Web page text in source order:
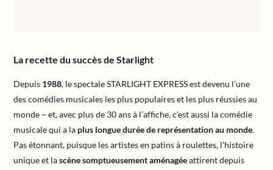
La recette du succès de Starlight
Depuis 1988, le spectale STARLIGHT EXPRESS est devenu l’une
des comédies musicales les plus populaires et les plus réussies au
monde – et, avec plus de 30 ans à l’affiche, c’est aussi la comédie
musicale qui a la plus longue durée de représentation au monde.
Pas étonnant, puisque les artistes en patins à roulettes, l'histoire
unique et lascène somptueusement aménagéeattirent depuis